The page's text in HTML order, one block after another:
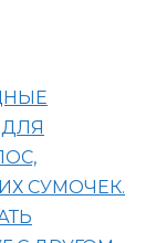
СУМОЧЕК.